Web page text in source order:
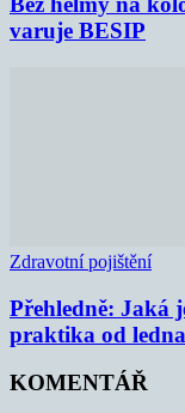
varuje BESIP
Zdravotní pojištění
Přehledně: Jaká
praktika od
KOMENTÁŘ